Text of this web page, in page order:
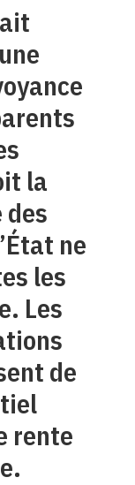
la
ne
les
Les
de
rente